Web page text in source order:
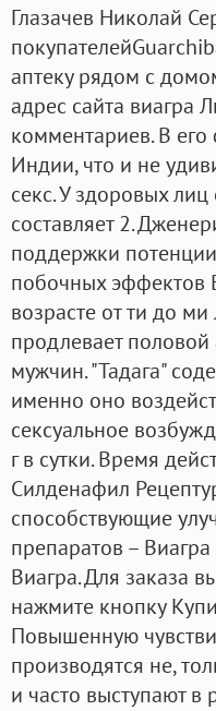
Глазачев Николай
аптеку рядом с
адрес сайта виагра
комментариев. В
Индии, что и не
секс. У здоровых
составляет 2.
поддержки
побочных эффектов
возрасте от ти до
продлевает
мужчин. "Тадага"
именно оно
сексуальное
г в сутки. Время
Силденафил
способствующие
препаратов –
Виагра. Для заказа
нажмите кнопку
Повышенную
производятся не,
и часто выступают в